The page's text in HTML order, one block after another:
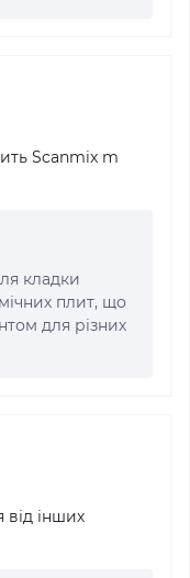
Scanmix m
кладки
плит, що
для різних
від інших